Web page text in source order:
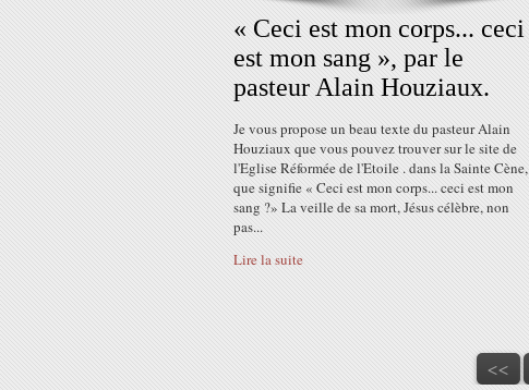
« Ceci est mon corps... ceci
est mon sang », par le
pasteur Alain Houziaux.
Je vous propose un beau texte du pasteur Alain
Houziaux que vous pouvez trouver sur le site de
l'Eglise Réformée de l'Etoile . dans la Sainte Cène,
que signifie « Ceci est mon corps... ceci est mon
sang ?» La veille de sa mort, Jésus célèbre, non
pas...
Lire la suite
<<